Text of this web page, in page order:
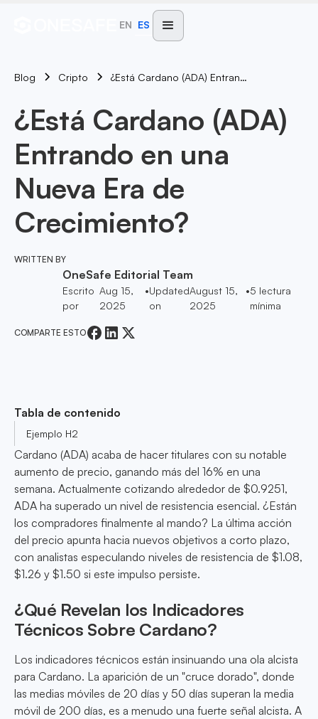
EN ES
Blog Cripto ¿Está Cardano (ADA) Entrando En Una Nueva Era De Crecimiento?
¿Está Cardano (ADA)
Entrando en una
Nueva Era de
Crecimiento?
WRITTEN BY
OneSafe Editorial Team
Escrito
por
Aug 15,
2025
•Updated
on
August 15,
2025
•5 lectura
mínima
COMPARTE ESTO
Tabla de contenido
Ejemplo H2
Cardano (ADA) acaba de hacer titulares con su notable
aumento de precio, ganando más del 16% en una
semana. Actualmente cotizando alrededor de $0.9251,
ADA ha superado un nivel de resistencia esencial. ¿Están
los compradores finalmente al mando? La última acción
del precio apunta hacia nuevos objetivos a corto plazo,
con analistas especulando niveles de resistencia de $1.08,
$1.26 y $1.50 si este impulso persiste.
¿Qué Revelan los Indicadores
Técnicos Sobre Cardano?
Los indicadores técnicos están insinuando una ola alcista
para Cardano. La aparición de un "cruce dorado", donde
las medias móviles de 20 días y 50 días superan la media
móvil de 200 días, es a menudo una fuerte señal alcista. A